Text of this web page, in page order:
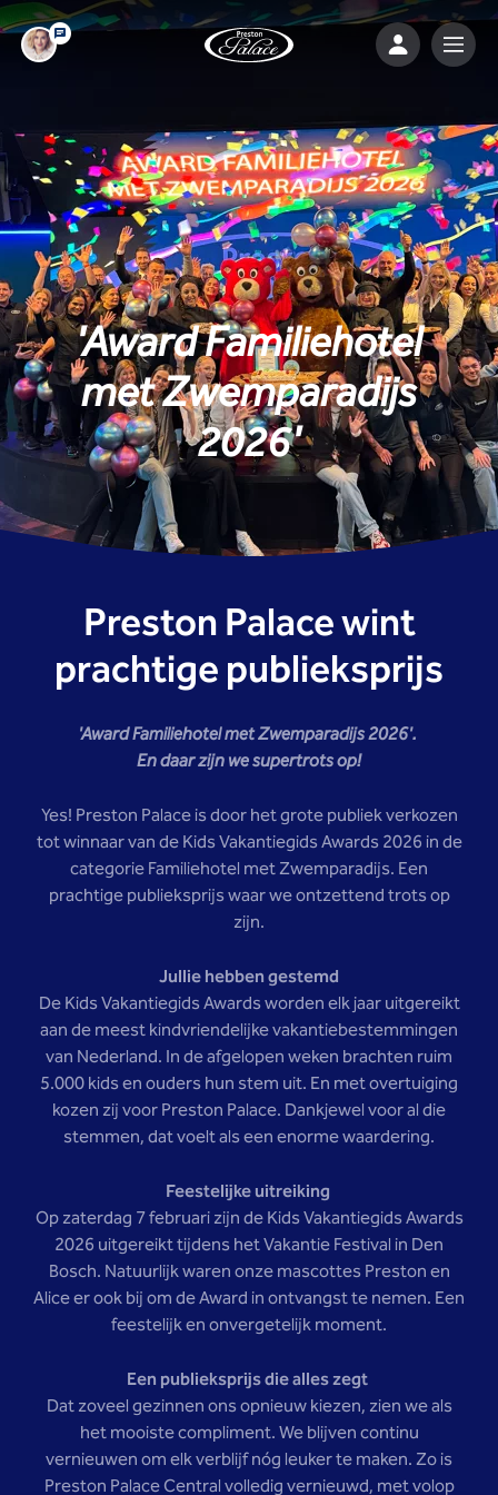
'Award Familiehotel
met Zwemparadijs
2026'
Preston Palace wint
prachtige publieksprijs
'Award Familiehotel met Zwemparadijs 2026'.
En daar zijn we supertrots op!
Yes! Preston Palace is door het grote publiek verkozen
tot winnaar van de Kids Vakantiegids Awards 2026 in de
categorie Familiehotel met Zwemparadijs. Een
prachtige publieksprijs waar we ontzettend trots op
zijn.
Jullie hebben gestemd
De Kids Vakantiegids Awards worden elk jaar uitgereikt
aan de meest kindvriendelijke vakantiebestemmingen
van Nederland. In de afgelopen weken brachten ruim
5.000 kids en ouders hun stem uit. En met overtuiging
kozen zij voor Preston Palace. Dankjewel voor al die
stemmen, dat voelt als een enorme waardering.
Feestelijke uitreiking
Op zaterdag 7 februari zijn de Kids Vakantiegids Awards
2026 uitgereikt tijdens het Vakantie Festival in Den
Bosch. Natuurlijk waren onze mascottes Preston en
Alice er ook bij om de Award in ontvangst te nemen. Een
feestelijk en onvergetelijk moment.
Een publieksprijs die alles zegt
Dat zoveel gezinnen ons opnieuw kiezen, zien we als
het mooiste compliment. We blijven continu
vernieuwen om elk verblijf nóg leuker te maken. Zo is
Preston Palace Central volledig vernieuwd, met volop